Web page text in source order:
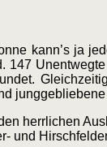
kann’s ja
147
herrlichen
und